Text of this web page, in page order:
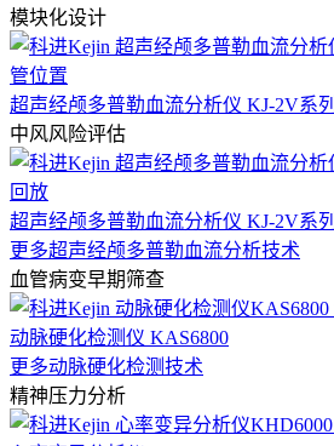
模块化设计
超声经颅多普勒血流分析仪 KJ-2V系列
中风风险评估
超声经颅多普勒血流分析仪 KJ-2V系列
更多超声经颅多普勒血流分析技术
血管病变早期筛查
动脉硬化检测仪 KAS6800
更多动脉硬化检测技术
精神压力分析